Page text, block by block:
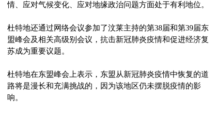
情、应对气候变化、应对地缘政治问题方面处于有利地位。
杜特地还通过网络会议参加了汶莱主持的第38届和第39届东
盟峰会及相关高级别会议，抗击新冠肺炎疫情和促进经济复
苏成为重要议题。
杜特地在东盟峰会上表示，东盟从新冠肺炎疫情中恢复的道
路将是漫长和充满挑战的，因为该地区仍未摆脱疫情的影
响。